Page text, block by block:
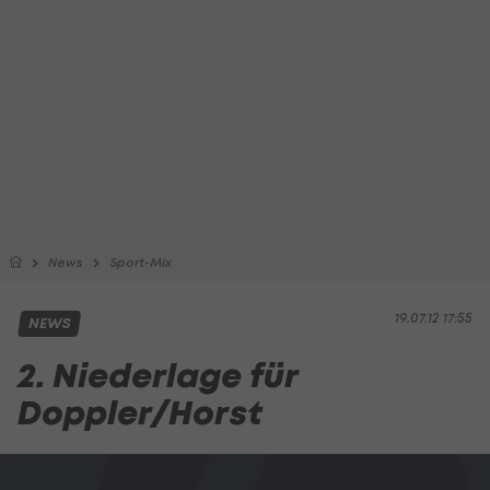
News Sport-Mix
19.07.12 17:55
NEWS
2. Niederlage für
Doppler/Horst